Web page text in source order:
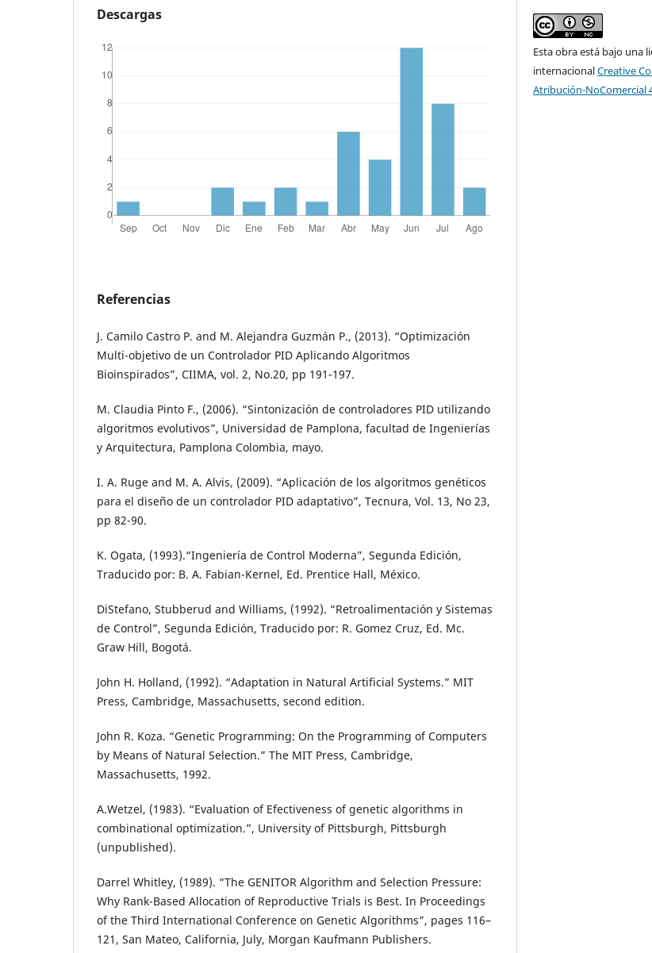
Descargas
Referencias
J. Camilo Castro P. and M. Alejandra Guzmán P., (2013). “Optimización
Multi-objetivo de un Controlador PID Aplicando Algoritmos
Bioinspirados”, CIIMA, vol. 2, No.20, pp 191-197.
M. Claudia Pinto F., (2006). “Sintonización de controladores PID utilizando
algoritmos evolutivos”, Universidad de Pamplona, facultad de Ingenierías
y Arquitectura, Pamplona Colombia, mayo.
I. A. Ruge and M. A. Alvis, (2009). “Aplicación de los algoritmos genéticos
para el diseño de un controlador PID adaptativo”, Tecnura, Vol. 13, No 23,
pp 82-90.
K. Ogata, (1993).“Ingeniería de Control Moderna”, Segunda Edición,
Traducido por: B. A. Fabian-Kernel, Ed. Prentice Hall, México.
DiStefano, Stubberud and Williams, (1992). “Retroalimentación y Sistemas
de Control”, Segunda Edición, Traducido por: R. Gomez Cruz, Ed. Mc.
Graw Hill, Bogotá.
John H. Holland, (1992). “Adaptation in Natural Artificial Systems.” MIT
Press, Cambridge, Massachusetts, second edition.
John R. Koza. “Genetic Programming: On the Programming of Computers
by Means of Natural Selection.” The MIT Press, Cambridge,
Massachusetts, 1992.
A.Wetzel, (1983). “Evaluation of Efectiveness of genetic algorithms in
combinational optimization.”, University of Pittsburgh, Pittsburgh
(unpublished).
Darrel Whitley, (1989). “The GENITOR Algorithm and Selection Pressure:
Why Rank-Based Allocation of Reproductive Trials is Best. In Proceedings
of the Third International Conference on Genetic Algorithms”, pages 116–
121, San Mateo, California, July, Morgan Kaufmann Publishers.
Esta obra está bajo una
internacionalCreative
Atribución-NoComercial